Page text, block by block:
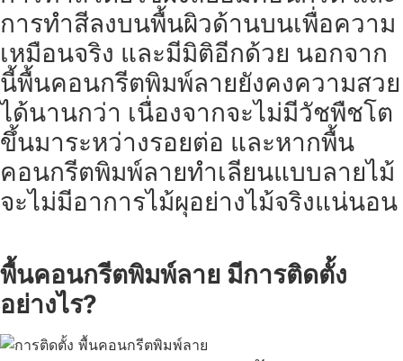
การทำสีลงบนพื้นผิวด้านบนเพื่อความ
เหมือนจริง และมีมิติอีกด้วย นอกจาก
นี้พื้นคอนกรีตพิมพ์ลายยังคงความสวย
ได้นานกว่า เนื่องจากจะไม่มีวัชพืชโต
ขึ้นมาระหว่างรอยต่อ และหากพื้น
คอนกรีตพิมพ์ลายทำเลียนแบบลายไม้
จะไม่มีอาการไม้ผุอย่างไม้จริงแน่นอน
พื้นคอนกรีตพิมพ์ลาย มีการติดตั้ง
อย่างไร?